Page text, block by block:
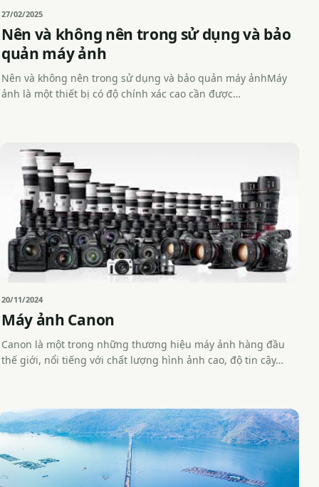
27/02/2025
Nên và không nên trong sử dụng và bảo
quản máy ảnh
Nên và không nên trong sử dụng và bảo quản máy ảnhMáy
ảnh là một thiết bị có độ chính xác cao cần được…
20/11/2024
Máy ảnh Canon
Canon là một trong những thương hiệu máy ảnh hàng đầu
thế giới, nổi tiếng với chất lượng hình ảnh cao, độ tin cậy…